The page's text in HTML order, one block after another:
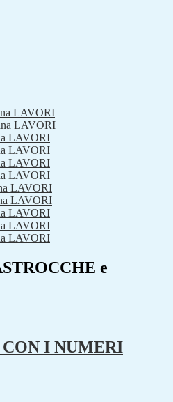
LAVORI
LAVORI
LAVORI
LAVORI
LAVORI
LAVORI
LAVORI
LAVORI
LAVORI
LAVORI
LAVORI
e
I NUMERI